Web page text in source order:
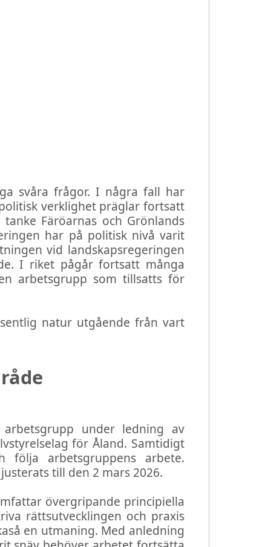
svåra frågor. I några fall har
verklighet präglar fortsatt
Färöarnas och Grönlands
har på politisk nivå varit
vid landskapsregeringen
I riket pågår fortsatt många
arbetsgrupp som tillsatts för
natur utgående från vart
under ledning av
för Åland. Samtidigt
arbetsgruppens arbete.
till den 2 mars 2026.
övergripande principiella
rättsutvecklingen och praxis
en utmaning. Med anledning